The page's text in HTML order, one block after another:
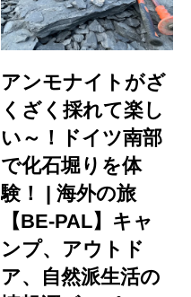
アンモナイトがざ
くざく採れて楽し
い～！ドイツ南部
で化石堀りを体
験！ | 海外の旅
【BE-PAL】キャ
ンプ、アウトド
ア、自然派生活の